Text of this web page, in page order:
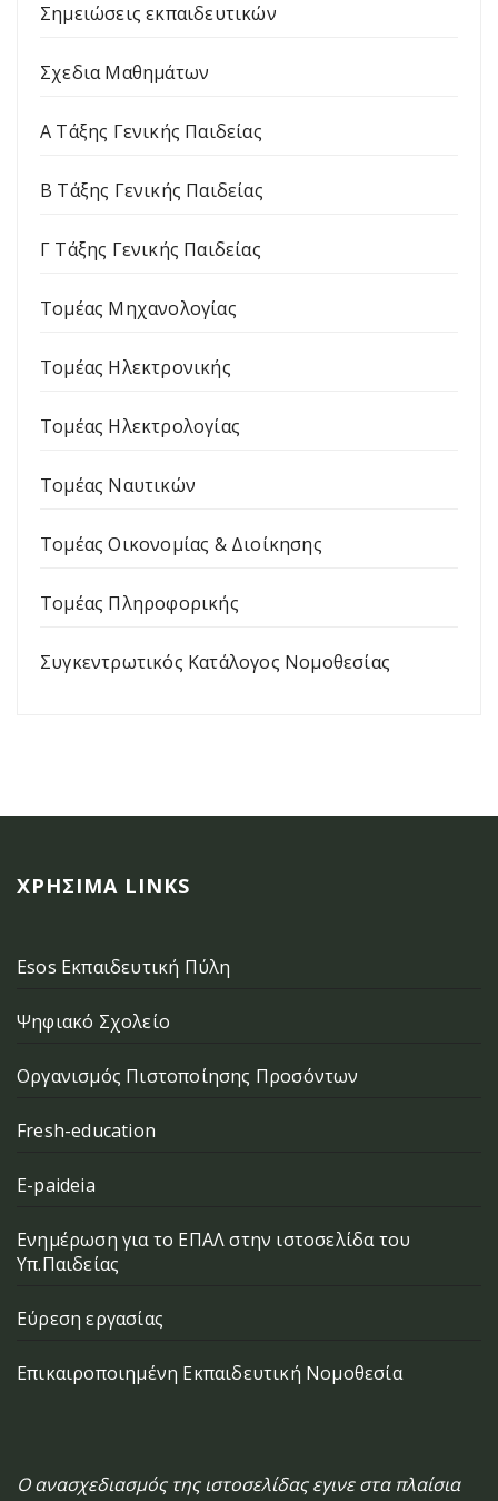
Σημειώσεις εκπαιδευτικών
Σχεδια Μαθημάτων
Α Τάξης Γενικής Παιδείας
Β Τάξης Γενικής Παιδείας
Γ Τάξης Γενικής Παιδείας
Τομέας Μηχανολογίας
Τομέας Ηλεκτρονικής
Τομέας Ηλεκτρολογίας
Τομέας Ναυτικών
Τομέας Οικονομίας & Διοίκησης
Τομέας Πληροφορικής
Συγκεντρωτικός Κατάλογος Νομοθεσίας
ΧΡΉΣΙΜΑ LINKS
Esos Εκπαιδευτική Πύλη
Ψηφιακό Σχολείο
Οργανισμός Πιστοποίησης Προσόντων
Fresh-education
E-paideia
Ενημέρωση για το ΕΠΑΛ στην ιστοσελίδα του
Υπ.Παιδείας
Εύρεση εργασίας
Επικαιροποιημένη Εκπαιδευτική Νομοθεσία
Ο ανασχεδιασμός της ιστοσελίδας εγινε στα πλαίσια